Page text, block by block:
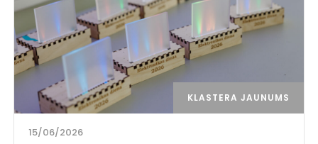
KLASTERA JAUNUMS
15/06/2026